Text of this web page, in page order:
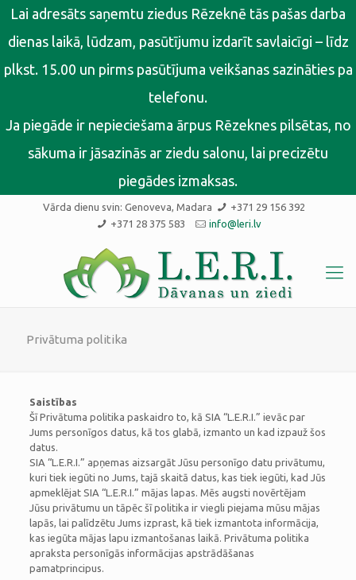
Lai adresāts saņemtu ziedus Rēzeknē tās pašas darba
dienas laikā, lūdzam, pasūtījumu izdarīt savlaicīgi – līdz
plkst. 15.00 un pirms pasūtījuma veikšanas sazināties pa
telefonu.
Ja piegāde ir nepieciešama ārpus Rēzeknes pilsētas, no
sākuma ir jāsazinās ar ziedu salonu, lai precizētu
piegādes izmaksas.
Vārda dienu svin: Genoveva, Madara
+371 29 156 392
+371 28 375 583
info@leri.lv
Privātuma politika
Saistības
Šī Privātuma politika paskaidro to, kā SIA “L.E.R.I.” ievāc par
Jums personīgos datus, kā tos glabā, izmanto un kad izpauž šos
datus.
SIA “L.E.R.I.” apņemas aizsargāt Jūsu personīgo datu privātumu,
kuri tiek iegūti no Jums, tajā skaitā datus, kas tiek iegūti, kad Jūs
apmeklējat SIA “L.E.R.I.” mājas lapas. Mēs augsti novērtējam
Jūsu privātumu un tāpēc šī politika ir viegli piejama mūsu mājas
lapās, lai palīdzētu Jums izprast, kā tiek izmantota informācija,
kas iegūta mājas lapu izmantošanas laikā. Privātuma politika
apraksta personīgās informācijas apstrādāšanas
pamatprincipus.